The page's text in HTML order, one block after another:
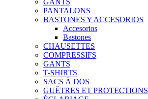
GANTS
PANTALONS
BASTONES Y ACCESORIOS
Accesorios
Bastones
CHAUSETTES
COMPRESSIFS
GANTS
T-SHIRTS
SACS À DOS
GUÊTRES ET PROTECTIONS